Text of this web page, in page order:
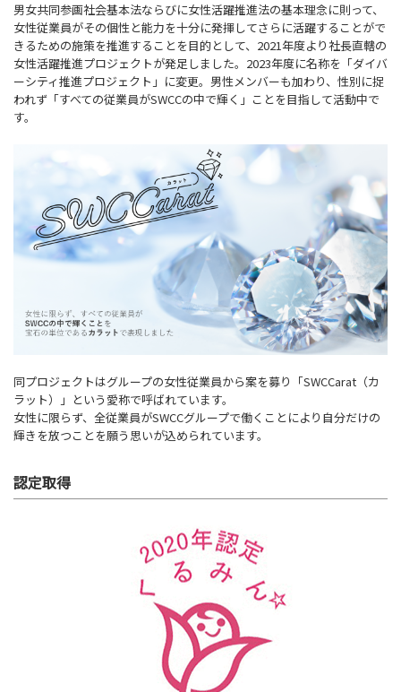
男女共同参画社会基本法ならびに女性活躍推進法の基本理念に則って、
女性従業員がその個性と能力を十分に発揮してさらに活躍することがで
きるための施策を推進することを目的として、2021年度より社長直轄の
女性活躍推進プロジェクトが発足しました。2023年度に名称を「ダイバ
ーシティ推進プロジェクト」に変更。男性メンバーも加わり、性別に捉
われず「すべての従業員がSWCCの中で輝く」ことを目指して活動中で
す。
同プロジェクトはグループの女性従業員から案を募り「SWCCarat（カ
ラット）」という愛称で呼ばれています。
女性に限らず、全従業員がSWCCグループで働くことにより自分だけの
輝きを放つことを願う思いが込められています。
認定取得